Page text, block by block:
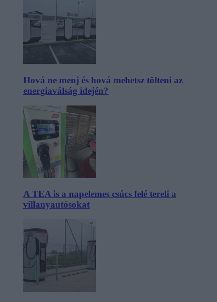
Hová ne menj és hová mehetsz tölteni az
energiaválság idején?
A TEA is a napelemes csúcs felé tereli a
villanyautósokat